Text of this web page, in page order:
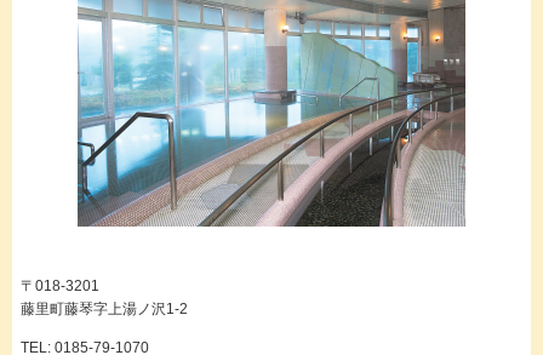
〒018-3201
藤里町藤琴字上湯ノ沢1-2
TEL: 0185-79-1070